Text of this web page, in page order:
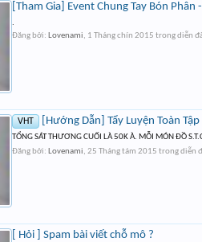
[Tham Gia] Event Chung Tay Bón Phân
.
Đăng bởi: Lovenami, 1 Tháng chín 2015 trong diễn
VHT [Hướng Dẫn] Tẩy Luyện Toàn Tập
TỔNG SÁT THƯƠNG CUỐI LÀ 50K À. MỖI MÓN ĐỒ
Đăng bởi: Lovenami, 25 Tháng tám 2015 trong diễn
[ Hỏi ] Spam bài viết chỗ mô ?